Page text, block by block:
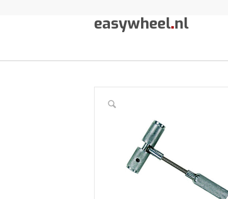
easywheel.nl